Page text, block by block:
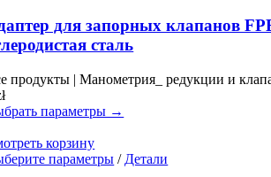
имеет
несколько
вариаций.
можно
на
для запорных клапанов
сталь
продукты | Манометрия_ редукции и
параметры →
корзину
параметры Этот
/ Детали